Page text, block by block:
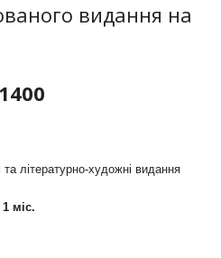
видання на
літературно-художні видання
1 міс.